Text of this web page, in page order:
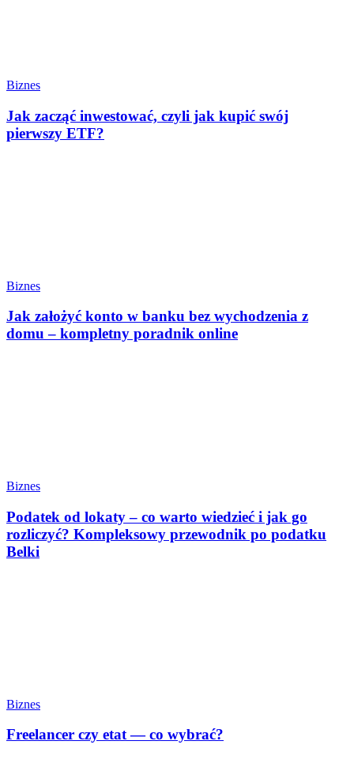
Biznes
Jak zacząć inwestować, czyli jak kupić swój
pierwszy ETF?
Biznes
Jak założyć konto w banku bez wychodzenia z
domu – kompletny poradnik online
Biznes
Podatek od lokaty – co warto wiedzieć i jak go
rozliczyć? Kompleksowy przewodnik po podatku
Belki
Biznes
Freelancer czy etat — co wybrać?